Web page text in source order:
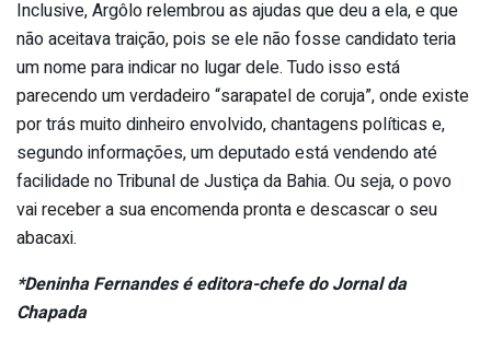
Inclusive, Argôlo relembrou as ajudas que deu a ela, e que
não aceitava traição, pois se ele não fosse candidato teria
um nome para indicar no lugar dele. Tudo isso está
parecendo um verdadeiro “sarapatel de coruja”, onde existe
por trás muito dinheiro envolvido, chantagens políticas e,
segundo informações, um deputado está vendendo até
facilidade no Tribunal de Justiça da Bahia. Ou seja, o povo
vai receber a sua encomenda pronta e descascar o seu
abacaxi.
*Deninha Fernandes é editora-chefe do Jornal da
Chapada